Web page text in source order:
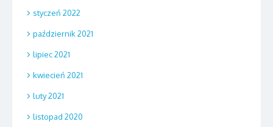
styczeń 2022
październik 2021
lipiec 2021
kwiecień 2021
luty 2021
listopad 2020